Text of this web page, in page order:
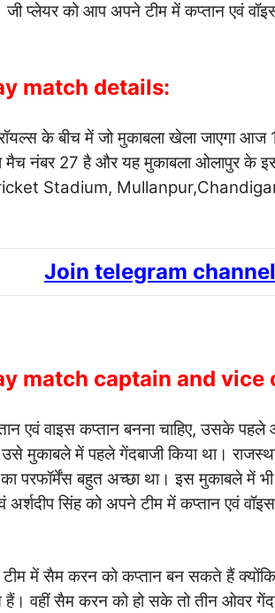
प्लेयर को आप अपने टीम में कप्तान एवं
match details:
के बीच में जो मुकाबला खेला जाएगा आज
मैच नंबर 27 है और यह मुकाबला ओलापुर
Stadium,
Join telegram channel
match captain and vice
एवं वाइस कप्तान बनना चाहिए, उसके पहले
मुकाबले में पहले गेंदबाजी किया था।
परफॉर्मेंस बहुत अच्छा था। इस मुकाबले में
अर्शदीप सिंह को अपने टीम में कप्तान एवं
में सैम करन को कप्तान बन सकते हैं
वहीं सैम करन को हो सके तो तीन ओवर